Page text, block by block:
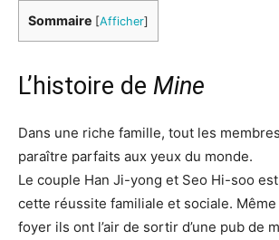
Sommaire [Afficher]
L’histoire de Mine
Dans une riche famille, tout les
paraître parfaits aux yeux du monde.
Le couple Han Ji-yong et Seo Hi-soo est
cette réussite familiale et sociale.
foyer ils ont l’air de sortir d’une pub de